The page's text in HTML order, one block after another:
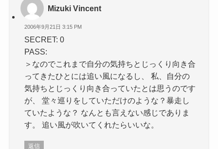
Mizuki Vincent
2006年9月21日 3:15 PM
SECRET: 0
PASS:
＞なのでこれまで自分の気持ちとじっくり向き合
ってきたひとには追い風になるし、 私、自分の
気持ちとじっくり向き合っていたとは思うのです
が、 堂々巡りをしていただけのような？暴走し
ていたような？ なんとも言えない感じでありま
す。 追い風が吹いてくれたらいいな。
返信